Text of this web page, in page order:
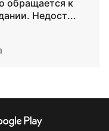
обращается к
Недост...